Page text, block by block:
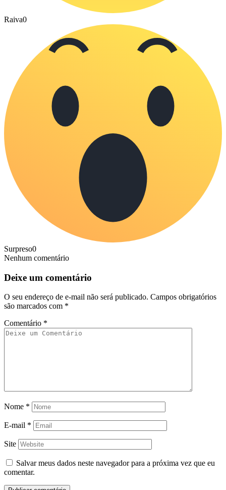
Raiva0
Surpreso0
Nenhum comentário
Deixe um comentário
O seu endereço de e-mail não será publicado. Campos obrigatórios
são marcados com *
Comentário *
Nome *
E-mail *
Site
Salvar meus dados neste navegador para a próxima vez que eu
comentar.